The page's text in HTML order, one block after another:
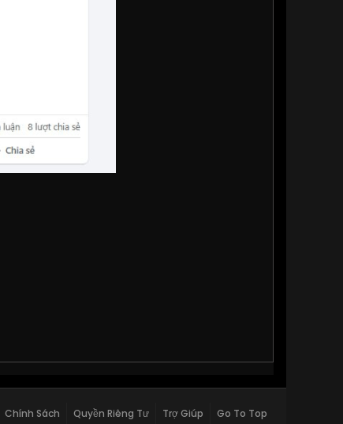
Chính Sách Quyền Riêng Tư Trợ Giúp Go To Top